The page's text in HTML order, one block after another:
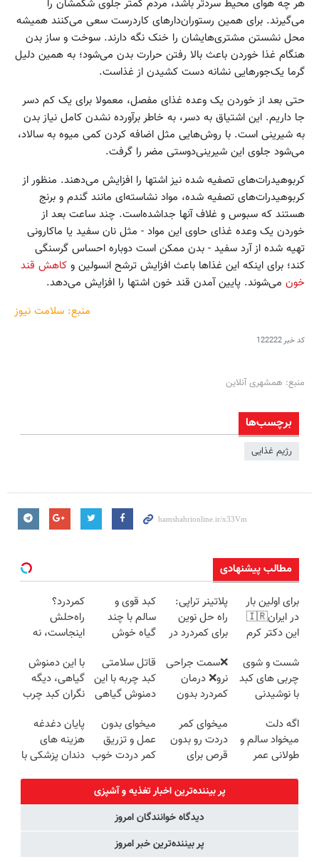
هر چه هوای محیط سردتر باشد، مردم کمتر جلوی شکمشان را
می‌گیرند. برای همین رستوران‌دارهای کاردرست سعی می‌کنند همیشه
محل نشستن مشتری‌هایشان را خنک نگه دارند. سوخت و ساز بدن
هنگام غذا خوردن باعث بالا رفتن حرارت بدن می‌شود؛ به همین دلیل
گرما یک‌جورهایی نشانه دست کشیدن از غذاست.
حتی بعد از خوردن یک وعده غذای مفصل، معمولا برای یک کم‌ دسر
جا داریم. این اشتیاق به دسر، به ‌خاطر برآورده ‌نشدن کامل نیاز بدن
به شیرینی است. با روش‌هایی مثل اضافه کردن کمی میوه به سالاد،
می‌شود جلوی این شیرینی‌دوستی مضر را گرفت.
کربوهیدرات‌های تصفیه شده نیز اشتها را افزایش می‌دهند. منظور از
کربوهیدرات‌های تصفیه شده، مواد نشاسته‌ای مانند گندم و برنج
هستند که سبوس و غلاف آنها جداشده‌است. چند ساعت بعد از
خوردن یک وعده غذای حاوی این مواد - مثل نان سفید یا ماکارونی
تهیه شده از آرد سفید - بدن ممکن است دوباره احساس گرسنگی
کند؛ برای اینکه این غذاها باعث افزایش ترشح انسولین و کاهش قند
خون می‌شوند. پایین‌ آمدن قند خون اشتها را افزایش می‌دهد.
منبع: سلامت نیوز
کد خبر122222
منبع: همشهری آنلاین
برچسب‌ها
رژیم غذایی
مطالب پیشنهادی
برای اولین بار
در ایران🇮🇷
این دکتر کرم
روزه ساخت!
پلاتینر تراپی:
راه حل نوین
برای کمردرد در
کبد قوی و
سالم با چند
گیاه خوش
کمردرد؟
راه‌حلش
اینجاست، نه
شست و شوی
چربی های کبد
با نوشیدنی
❌سمت جراحی
نرو❌ درمان
کمردرد بدون
قاتل سلامتی
کبد چربه با این
دمنوش گیاهی
با این دمنوش
گیاهی، دیگه
نگران کبد چرب
اگه دلت
میخواد سالم و
طولانی عمر
میخوای کمر
دردت رو بدون
قرص برای
کنی؟
(◂پرسش‌نامه
رو پر کن)
میخوای بدون
عمل و تزریق
کمر دردت خوب
◂پرسش‌نامه رو
پرکن
پایان دغدغه
هزینه های
دندان پزشکی با
پر بیننده‌ترین اخبار تغذیه و آشپزی
دیدگاه خوانندگان امروز
پر بیننده‌ترین خبر امروز